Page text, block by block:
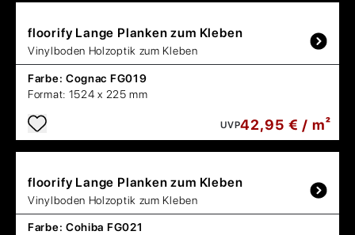
floorify Lange Planken zum Kleben
Vinylboden Holzoptik zum Kleben
Farbe: Cognac FG019
Format: 1524 x 225 mm
UVP42,95 € / m²
floorify Lange Planken zum Kleben
Vinylboden Holzoptik zum Kleben
Farbe: Cohiba FG021